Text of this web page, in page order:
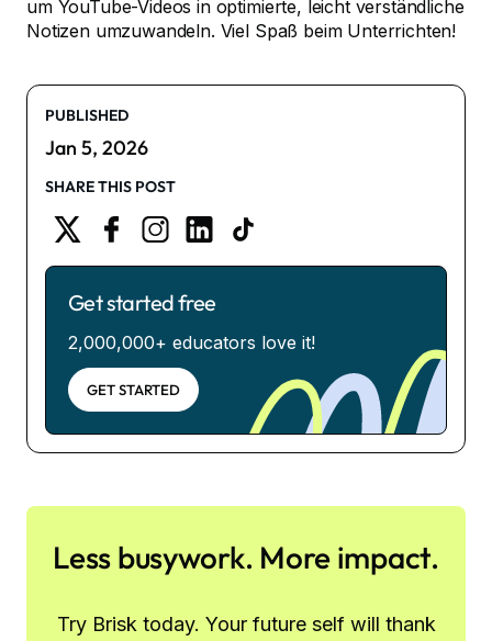
um YouTube-Videos in optimierte, leicht verständliche
Notizen umzuwandeln. Viel Spaß beim Unterrichten!
PUBLISHED
Jan 5, 2026
SHARE THIS POST
Get started free
2,000,000+ educators love it!
GET STARTED
Less busywork. More impact.
Try Brisk today. Your future self will thank